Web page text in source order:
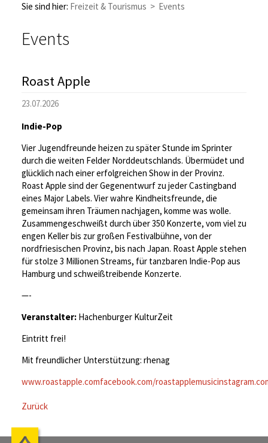
Sie sind hier: Freizeit & Tourismus > Events
Events
Roast Apple
23.07.2026
Indie-Pop
Vier Jugendfreunde heizen zu später Stunde im Sprinter
durch die weiten Felder Norddeutschlands. Übermüdet und
glücklich nach einer erfolgreichen Show in der Provinz.
Roast Apple sind der Gegenentwurf zu jeder Castingband
eines Major Labels. Vier wahre Kindheitsfreunde, die
gemeinsam ihren Träumen nachjagen, komme was wolle.
Zusammengeschweißt durch über 350 Konzerte, vom viel zu
engen Keller bis zur großen Festivalbühne, von der
nordfriesischen Provinz, bis nach Japan. Roast Apple stehen
für stolze 3 Millionen Streams, für tanzbaren Indie-Pop aus
Hamburg und schweißtreibende Konzerte.
—-
Veranstalter: Hachenburger KulturZeit
Eintritt frei!
Mit freundlicher Unterstützung: rhenag
www.roastapple.comfacebook.com/roastapplemusic
Zurück